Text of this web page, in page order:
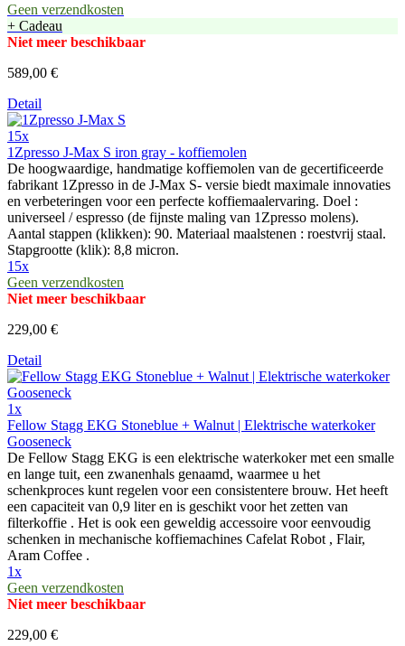
Geen verzendkosten
+ Cadeau
Niet meer beschikbaar
589,00 €
Detail
15x
1Zpresso J-Max S iron gray - koffiemolen
De hoogwaardige, handmatige koffiemolen van de gecertificeerde
fabrikant 1Zpresso in de J-Max S- versie biedt maximale innovaties
en verbeteringen voor een perfecte koffiemaalervaring. Doel :
universeel / espresso (de fijnste maling van 1Zpresso molens).
Aantal stappen (klikken): 90. Materiaal maalstenen : roestvrij staal.
Stapgrootte (klik): 8,8 micron.
15x
Geen verzendkosten
Niet meer beschikbaar
229,00 €
Detail
1x
Fellow Stagg EKG Stoneblue + Walnut | Elektrische waterkoker
Gooseneck
De Fellow Stagg EKG is een elektrische waterkoker met een smalle
en lange tuit, een zwanenhals genaamd, waarmee u het
schenkproces kunt regelen voor een consistentere brouw. Het heeft
een capaciteit van 0,9 liter en is geschikt voor het zetten van
filterkoffie . Het is ook een geweldig accessoire voor eenvoudig
schenken in mechanische koffiemachines Cafelat Robot , Flair,
Aram Coffee .
1x
Geen verzendkosten
Niet meer beschikbaar
229,00 €